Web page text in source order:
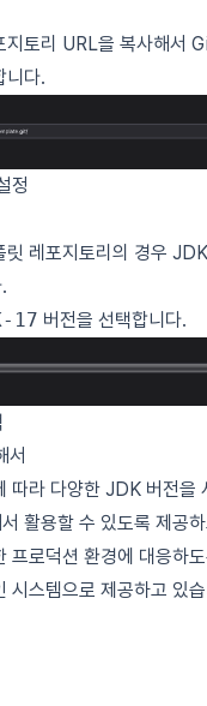
토리 URL을 복사해서
니다.
정
릿 레포지토리의 경우
17 버전을 선택합니다.
서
따라 다양한 JDK 버전을
활용할 수 있도록 제공
프로덕션 환경에 대응하
시스템으로 제공하고 있